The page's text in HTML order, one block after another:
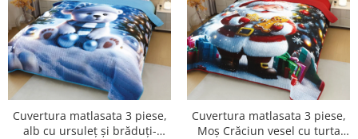
Cuvertura matlasata 3 piese,
alb cu ursuleț și brăduți-
Cuvertura matlasata 3 piese,
Moș Crăciun vesel cu turta